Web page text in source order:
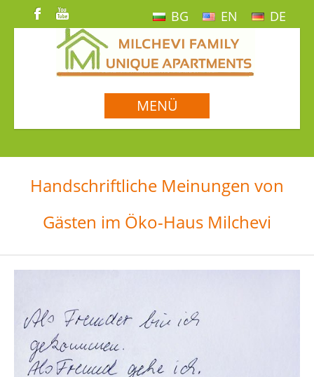
BG EN DE
MENÜ
Handschriftliche Meinungen von
Gästen im Öko-Haus Milchevi